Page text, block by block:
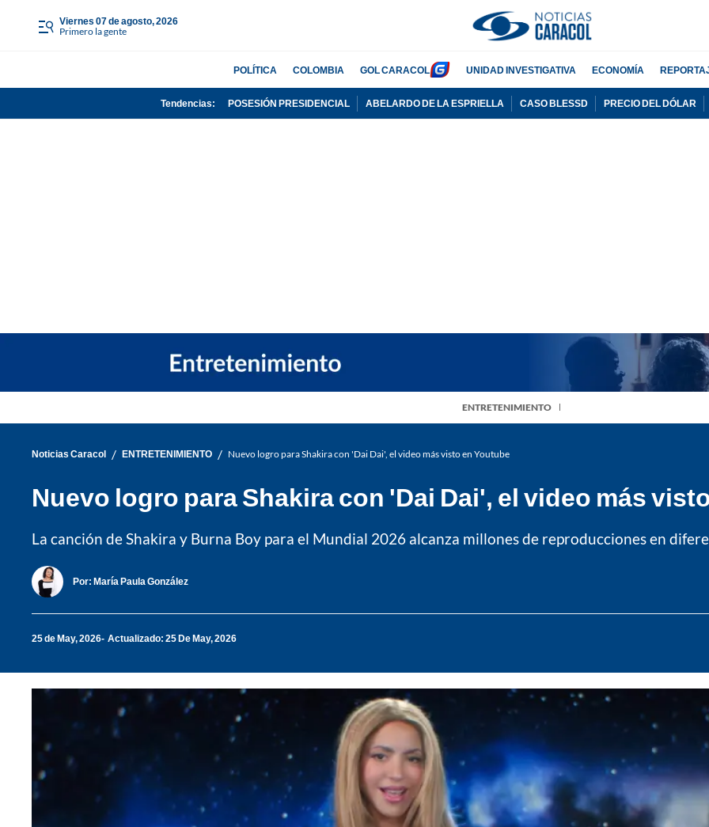
viernes 07 de agosto, 2026
Primero la gente
POLÍTICA COLOMBIA GOL CARACOL UNIDAD INVESTIGATIVA ECONOMÍA
Tendencias: POSESIÓN PRESIDENCIAL ABELARDO DE LA ESPRIELLA CASO BLESSD PRECIO DEL DÓLAR
ENTRETENIMIENTO
Noticias Caracol / ENTRETENIMIENTO / Nuevo logro para Shakira con 'Dai Dai', el video más visto en Youtube
Nuevo logro para Shakira con 'Dai Dai', el video más
La canción de Shakira y Burna Boy para el Mundial 2026 alcanza millones de reproducciones en
Por: María Paula González
25 de May, 2026 Actualizado: 25 De May, 2026